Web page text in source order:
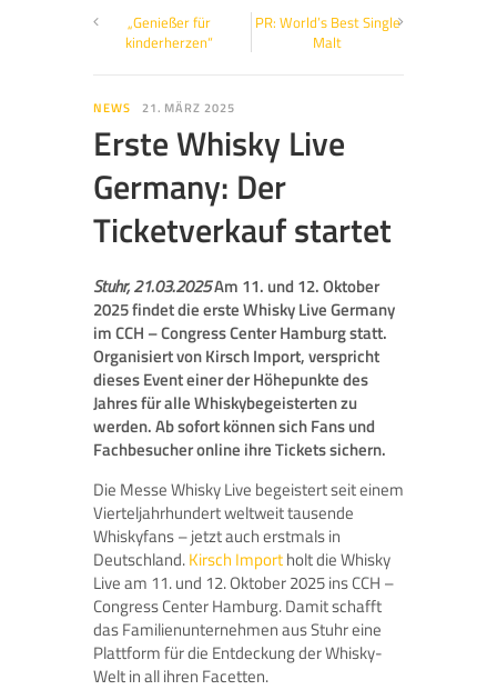
„Genießer für
kinderherzen“
PR: World’s Best Single
Malt
NEWS 21. MÄRZ 2025
Erste Whisky Live
Germany: Der
Ticketverkauf startet
Stuhr, 21.03.2025Am 11. und 12. Oktober
2025 findet die erste Whisky Live Germany
im CCH – Congress Center Hamburg statt.
Organisiert von Kirsch Import, verspricht
dieses Event einer der Höhepunkte des
Jahres für alle Whiskybegeisterten zu
werden. Ab sofort können sich Fans und
Fachbesucher online ihre Tickets sichern.
Die Messe Whisky Live begeistert seit einem
Vierteljahrhundert weltweit tausende
Whiskyfans – jetzt auch erstmals in
Deutschland.Kirsch Importholt die Whisky
Live am 11. und 12. Oktober 2025 ins CCH –
Congress Center Hamburg. Damit schafft
das Familienunternehmen aus Stuhr eine
Plattform für die Entdeckung der Whisky-
Welt in all ihren Facetten.